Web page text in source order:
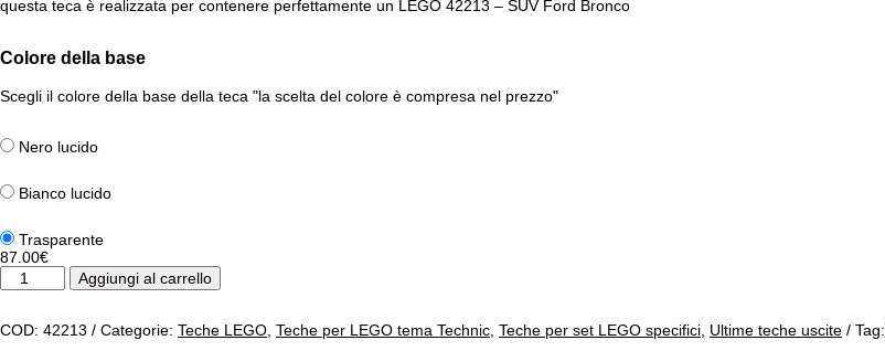
questa teca è realizzata per contenere perfettamente un LEGO 42213 – SUV Ford Bronco
Colore della base
Scegli il colore della base della teca "la scelta del colore è compresa nel prezzo"
Nero lucido
Bianco lucido
Trasparente
87.00€
Teca
per
42213
Aggiungi al carrello
COD: 42213 Categorie: Teche LEGO Teche per LEGO tema Technic Teche per set LEGO specifici Ultime teche uscite Tag: